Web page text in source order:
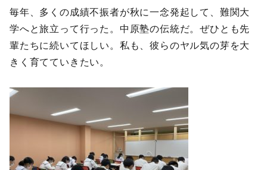
毎年、多くの成績不振者が秋に一念発起して、難関大
学へと旅立って行った。中原塾の伝統だ。ぜひとも先
輩たちに続いてほしい。私も、彼らのヤル気の芽を大
きく育てていきたい。